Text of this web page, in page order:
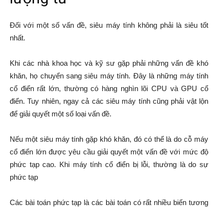
Đối với một số vấn đề, siêu máy tính không phải là siêu tốt
nhất.
Khi các nhà khoa học và kỹ sư gặp phải những vấn đề khó
khăn, họ chuyển sang siêu máy tính. Đây là những máy tính
cổ điển rất lớn, thường có hàng nghìn lõi CPU và GPU cổ
điển. Tuy nhiên, ngay cả các siêu máy tính cũng phải vật lộn
để giải quyết một số loại vấn đề.
Nếu một siêu máy tính gặp khó khăn, đó có thể là do cỗ máy
cổ điển lớn được yêu cầu giải quyết một vấn đề với mức độ
phức tạp cao. Khi máy tính cổ điển bị lỗi, thường là do sự
phức tạp
Các bài toán phức tạp là các bài toán có rất nhiều biến tương